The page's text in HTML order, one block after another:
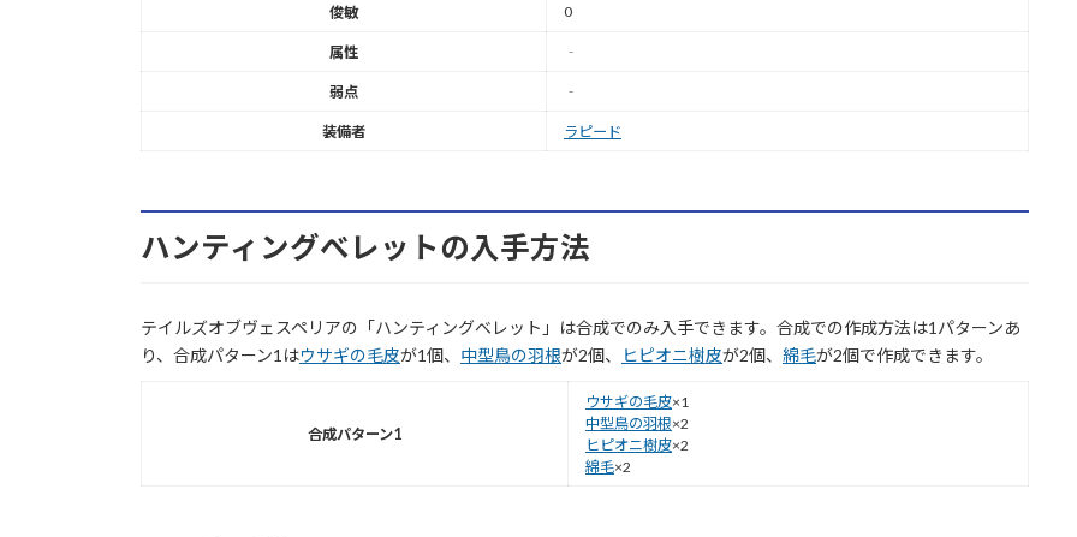
俊敏 0
属性 ‐
弱点 ‐
装備者 ラピード
ハンティングべレットの入手方法
テイルズオブヴェスペリアの「ハンティングべレット」は合成でのみ入手できます。合成での作成方法は1パターンあ
り、合成パターン1はウサギの毛皮が1個、 中型鳥の羽根が2個、 ヒピオニ樹皮が2個、 綿毛が2個で作成できます。
合成パターン1
ウサギの毛皮×1
中型鳥の羽根×2
ヒピオニ樹皮×2
綿毛×2